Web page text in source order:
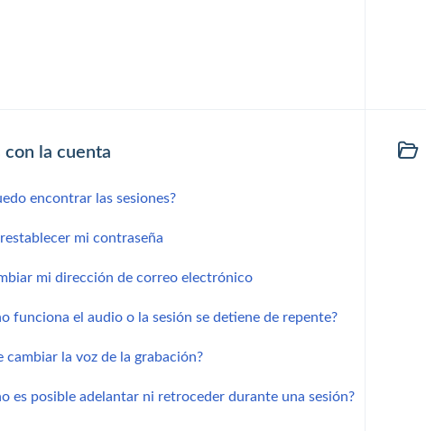
con la cuenta
encontrar las sesiones?
mi contraseña
mi dirección de correo electrónico
funciona el audio o la sesión se detiene de repente?
cambiar la voz de la grabación?
es posible adelantar ni retroceder durante una sesión?